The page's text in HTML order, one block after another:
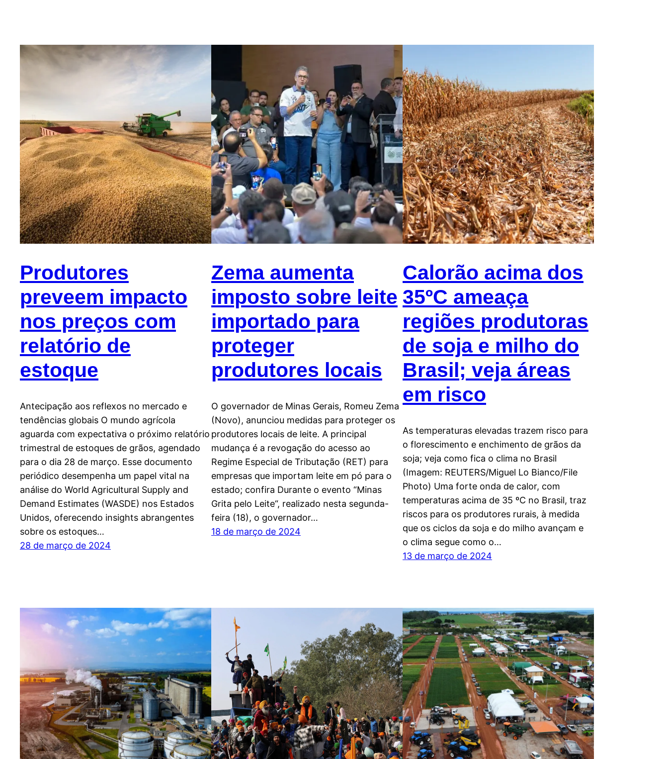
Produtores
preveem impacto
nos preços com
relatório de
estoque
Antecipação aos reflexos no mercado e
tendências globais O mundo agrícola
aguarda com expectativa o próximo relatório
trimestral de estoques de grãos, agendado
para o dia 28 de março. Esse documento
periódico desempenha um papel vital na
análise do World Agricultural Supply and
Demand Estimates (WASDE) nos Estados
Unidos, oferecendo insights abrangentes
sobre os estoques…
28 de março de 2024
Zema aumenta
imposto sobre leite
importado para
proteger
produtores locais
O governador de Minas Gerais, Romeu Zema
(Novo), anunciou medidas para proteger os
produtores locais de leite. A principal
mudança é a revogação do acesso ao
Regime Especial de Tributação (RET) para
empresas que importam leite em pó para o
estado; confira Durante o evento “Minas
Grita pelo Leite“, realizado nesta segunda-
feira (18), o governador…
18 de março de 2024
Calorão acima dos
35ºC ameaça
regiões produtoras
de soja e milho do
Brasil; veja áreas
em risco
As temperaturas elevadas trazem risco para
o florescimento e enchimento de grãos da
soja; veja como fica o clima no Brasil
(Imagem: REUTERS/Miguel Lo Bianco/File
Photo) Uma forte onda de calor, com
temperaturas acima de 35 ºC no Brasil, traz
riscos para os produtores rurais, à medida
que os ciclos da soja e do milho avançam e
o clima segue como o…
13 de março de 2024